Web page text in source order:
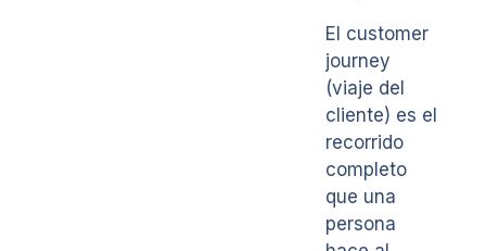
El customer
journey
(viaje del
cliente) es el
recorrido
completo
que una
persona